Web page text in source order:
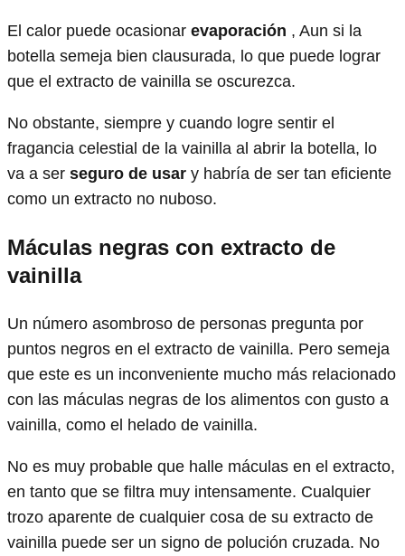
El calor puede ocasionar evaporación , Aun si la
botella semeja bien clausurada, lo que puede lograr
que el extracto de vainilla se oscurezca.
No obstante, siempre y cuando logre sentir el
fragancia celestial de la vainilla al abrir la botella, lo
va a ser seguro de usar y habría de ser tan eficiente
como un extracto no nuboso.
Máculas negras con extracto de
vainilla
Un número asombroso de personas pregunta por
puntos negros en el extracto de vainilla. Pero semeja
que este es un inconveniente mucho más relacionado
con las máculas negras de los alimentos con gusto a
vainilla, como el helado de vainilla.
No es muy probable que halle máculas en el extracto,
en tanto que se filtra muy intensamente. Cualquier
trozo aparente de cualquier cosa de su extracto de
vainilla puede ser un signo de polución cruzada. No